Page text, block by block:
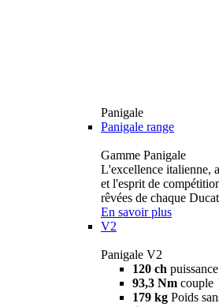
Panigale
Panigale range
Gamme Panigale
L'excellence italienne,
et l'esprit de
rêvées de chaque
En savoir plus
V2
Panigale V2
120 ch puissance
93,3 Nm couple
179 kg Poids